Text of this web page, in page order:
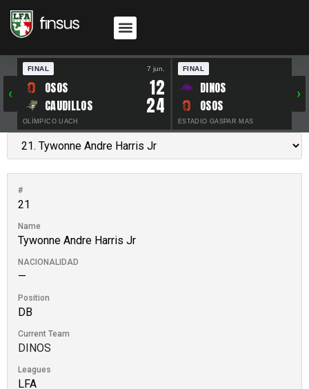
‹
FINAL 7 jun.
OSOS 12
CAUDILLOS 24
OLÍMPICO UACH
FINAL
DINOS
OSOS
ESTADIO GASPAR MAS
›
#
21
Name
Tywonne Andre Harris Jr
NACIONALIDAD
—
Position
DB
Current Team
DINOS
Leagues
LFA